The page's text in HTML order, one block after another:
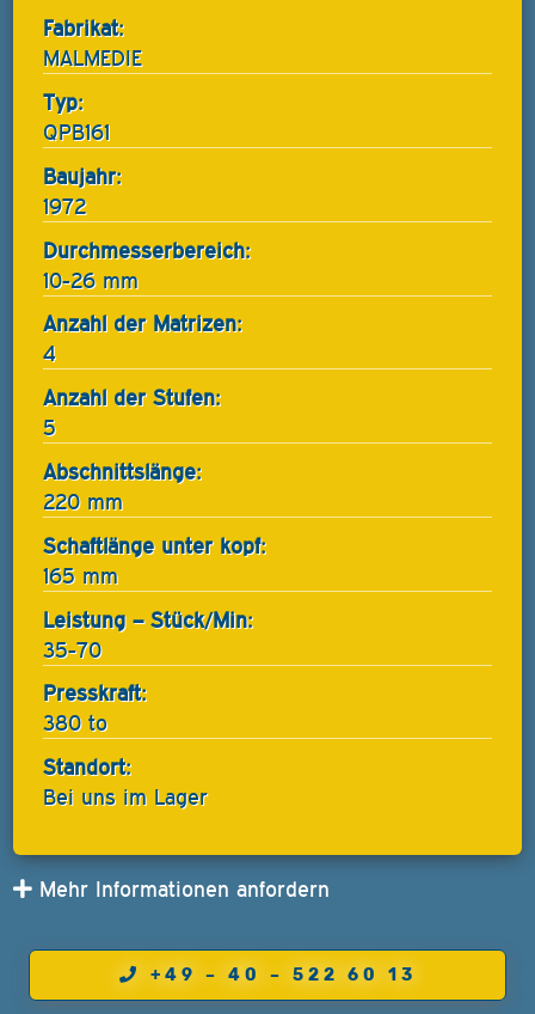
Fabrikat:
MALMEDIE
Typ:
QPB161
Baujahr:
1972
Durchmesserbereich:
10-26 mm
Anzahl der Matrizen:
4
Anzahl der Stufen:
5
Abschnittslänge:
220 mm
Schaftlänge unter kopf:
165 mm
Leistung – Stück/Min:
35-70
Presskraft:
380 to
Standort:
Bei uns im Lager
Mehr Informationen anfordern
+49 – 40 – 522 60 13